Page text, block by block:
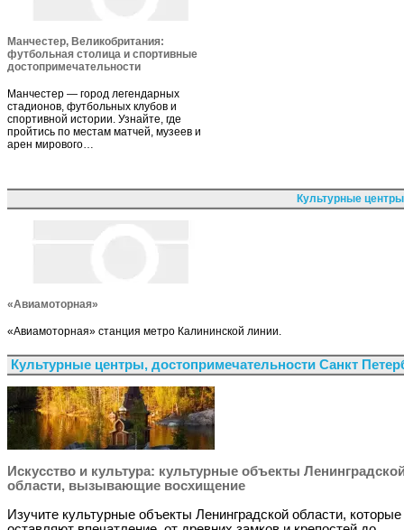
Манчестер, Великобритания:
футбольная столица и спортивные
достопримечательности
Манчестер — город легендарных
стадионов, футбольных клубов и
спортивной истории. Узнайте, где
пройтись по местам матчей, музеев и
арен мирового…
Культурные
«Авиамоторная»
«Авиамоторная» станция метро Калининской линии.
Культурные центры, достопримечательности Санкт
Искусство и культура: культурные объекты
области, вызывающие восхищение
Изучите культурные объекты Ленинградской области, которые